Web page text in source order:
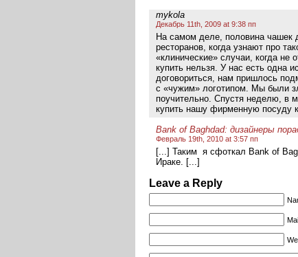
mykola
Декабрь 11th, 2009 at 9:38 пп
На самом деле, половина
ресторанов, когда узнают про
«клинические» случаи, когда
купить нельзя. У нас есть одна
договориться, нам пришлось
с «чужим» логотипом. Мы были
поучительно. Спустя неделю, в
купить нашу фирменную посуду
Bank of Baghdad: дизайнеры
Февраль 19th, 2010 at 3:57 пп
[...] Таким я сфоткал Bank of
Ираке. [...]
Leave a Reply